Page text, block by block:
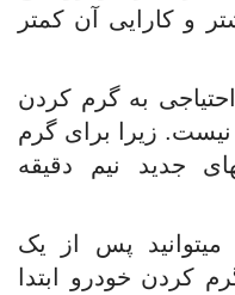
و کارایی آن کمتر
به گرم کردن
زیرا برای گرم
جدید نیم دقیقه
میتوانید پس از یک
کردن خودرو ابتدا